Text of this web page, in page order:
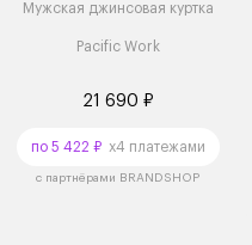
Мужская джинсовая куртка
Pacific Work
21 690 ₽
по 5 422 ₽x4 платежами
с партнёрами BRANDSHOP